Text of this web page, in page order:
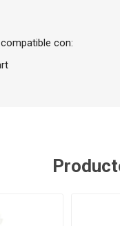
con: